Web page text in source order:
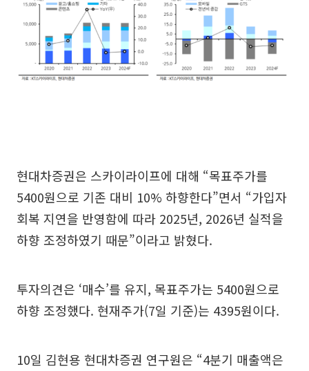
현대차증권은 스카이라이프에 대해 “목표주가를
5400원으로 기존 대비 10% 하향한다”면서 “가입자
회복 지연을 반영함에 따라 2025년, 2026년 실적을
하향 조정하였기 때문”이라고 밝혔다.
투자의견은 ‘매수’를 유지, 목표주가는 5400원으로
하향 조정했다. 현재주가(7일 기준)는 4395원이다.
10일 김현용 현대차증권 연구원은 “4분기 매출액은